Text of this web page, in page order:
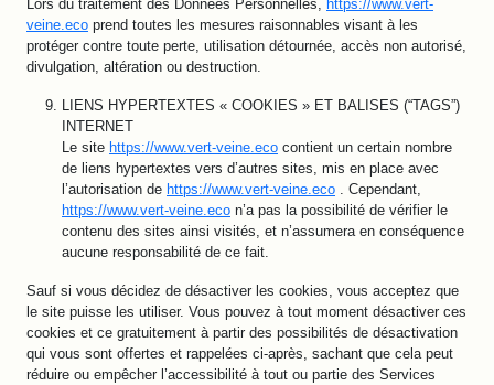
Lors du traitement des Données Personnelles, https://www.vert-
veine.eco prend toutes les mesures raisonnables visant à les
protéger contre toute perte, utilisation détournée, accès non autorisé,
divulgation, altération ou destruction.
LIENS HYPERTEXTES « COOKIES » ET BALISES (“TAGS”)
INTERNET
Le site https://www.vert-veine.eco contient un certain nombre
de liens hypertextes vers d’autres sites, mis en place avec
l’autorisation de https://www.vert-veine.eco . Cependant,
https://www.vert-veine.eco n’a pas la possibilité de vérifier le
contenu des sites ainsi visités, et n’assumera en conséquence
aucune responsabilité de ce fait.
Sauf si vous décidez de désactiver les cookies, vous acceptez que
le site puisse les utiliser. Vous pouvez à tout moment désactiver ces
cookies et ce gratuitement à partir des possibilités de désactivation
qui vous sont offertes et rappelées ci-après, sachant que cela peut
réduire ou empêcher l’accessibilité à tout ou partie des Services